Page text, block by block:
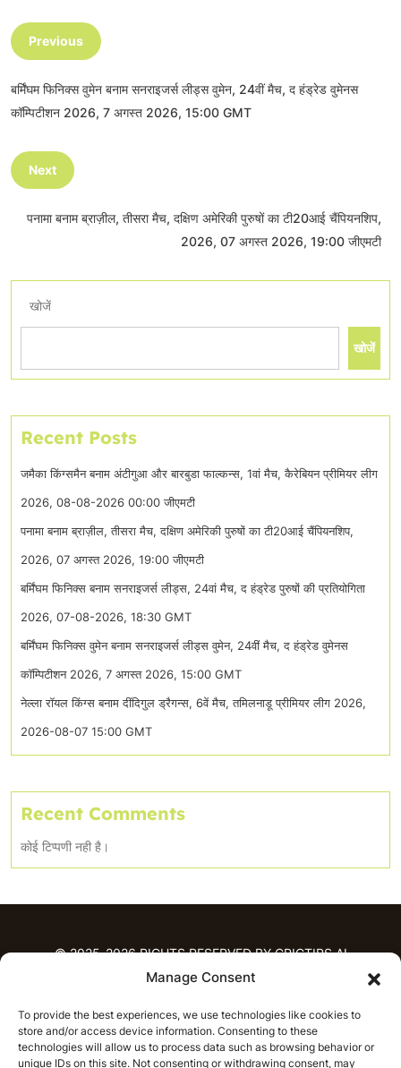
Manage Consent
To provide the best experiences, we use technologies like cookies to
store and/or access device information. Consenting to these
technologies will allow us to process data such as browsing behavior or
unique IDs on this site. Not consenting or withdrawing consent, may
Previous
बर्मिंघम फिनिक्स वुमेन बनाम सनराइजर्स लीड्स वुमेन, 24वीं मैच, द हंड्रेड वुमेनस
कॉम्पिटीशन 2026, 7 अगस्त 2026, 15:00 GMT
Next
पनामा बनाम ब्राज़ील, तीसरा मैच, दक्षिण अमेरिकी पुरुषों का टी20आई चैंपियनशिप,
2026, 07 अगस्त 2026, 19:00 जीएमटी
खोजें
खोजें
Recent Posts
जमैका किंग्समैन बनाम अंटीगुआ और बारबुडा फाल्कन्स, 1वां मैच, कैरेबियन प्रीमियर लीग
2026, 08-08-2026 00:00 जीएमटी
पनामा बनाम ब्राज़ील, तीसरा मैच, दक्षिण अमेरिकी पुरुषों का टी20आई चैंपियनशिप,
2026, 07 अगस्त 2026, 19:00 जीएमटी
बर्मिंघम फिनिक्स बनाम सनराइजर्स लीड्स, 24वां मैच, द हंड्रेड पुरुषों की प्रतियोगिता
2026, 07-08-2026, 18:30 GMT
बर्मिंघम फिनिक्स वुमेन बनाम सनराइजर्स लीड्स वुमेन, 24वीं मैच, द हंड्रेड वुमेनस
कॉम्पिटीशन 2026, 7 अगस्त 2026, 15:00 GMT
नेल्ला रॉयल किंग्स बनाम दींदिगुल ड्रैगन्स, 6वें मैच, तमिलनाडू प्रीमियर लीग 2026,
2026-08-07 15:00 GMT
Recent Comments
कोई टिप्पणी नही है।
© 2025-2026 RIGHTS RESERVED BY CRICTIPS.AI
भविष्यवाणियाँ
आईपीएल भविष्यवाणियाँ
टी20 लीग भविष्यवाणियाँ
महिला क्रिकेट
नवीनतम क्रिकेट भविष्यवाणियाँ